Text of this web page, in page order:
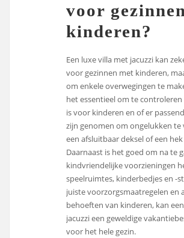
voor
kinderen?
Een luxe villa met jacuzzi kan
voor gezinnen met kinderen,
om enkele overwegingen te
het essentieel om te controleren
is voor kinderen en of er
zijn genomen om ongelukken te
een afsluitbaar deksel of een
Daarnaast is het goed om na te
kindvriendelijke voorzieningen
speelruimtes, kinderbedjes en -
juiste voorzorgsmaatregelen en
behoeften van kinderen, kan
jacuzzi een geweldige
voor het hele gezin.